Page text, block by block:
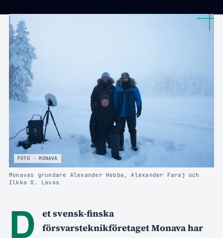
FOTO · MONAVA
Monavas grundare Alexander Hebbe, Alexander Faraj och
Ilkka O. Lavas
D
et svensk-finska
försvarsteknikföretaget Monava har